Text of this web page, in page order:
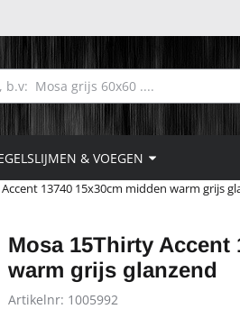
LIJMEN & VOEGEN
13740 15x30cm midden warm grijs
Mosa 15Thirty Accent
warm grijs glanzend
Artikelnr: 1005992